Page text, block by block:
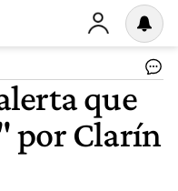
que
por Clarín